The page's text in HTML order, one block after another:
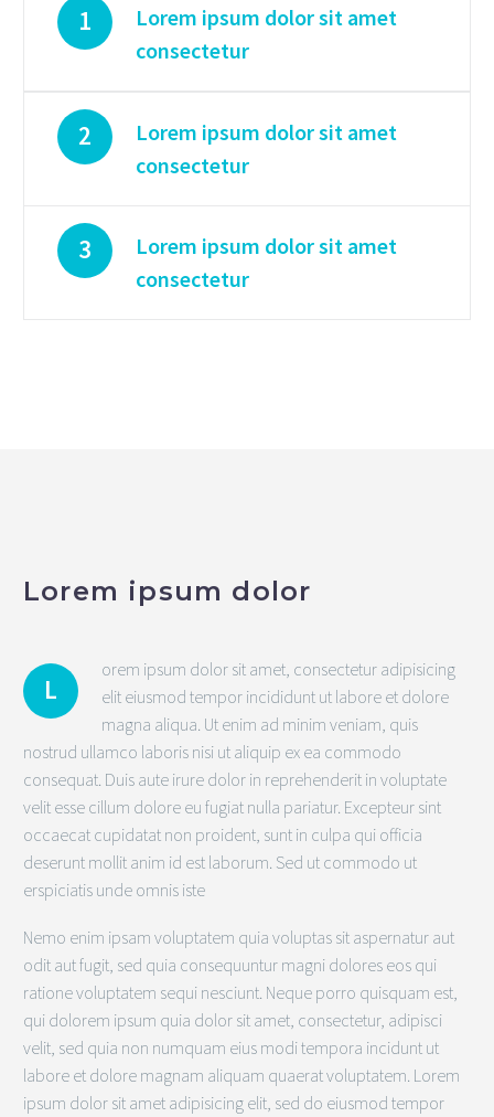
1
Lorem ipsum dolor sit amet
consectetur
2
Lorem ipsum dolor sit amet
consectetur
3
Lorem ipsum dolor sit amet
consectetur
Lorem ipsum dolor
L
orem ipsum dolor sit amet, consectetur adipisicing
elit eiusmod tempor incididunt ut labore et dolore
magna aliqua. Ut enim ad minim veniam, quis
nostrud ullamco laboris nisi ut aliquip ex ea commodo
consequat. Duis aute irure dolor in reprehenderit in voluptate
velit esse cillum dolore eu fugiat nulla pariatur. Excepteur sint
occaecat cupidatat non proident, sunt in culpa qui officia
deserunt mollit anim id est laborum. Sed ut commodo ut
erspiciatis unde omnis iste
Nemo enim ipsam voluptatem quia voluptas sit aspernatur aut
odit aut fugit, sed quia consequuntur magni dolores eos qui
ratione voluptatem sequi nesciunt. Neque porro quisquam est,
qui dolorem ipsum quia dolor sit amet, consectetur, adipisci
velit, sed quia non numquam eius modi tempora incidunt ut
labore et dolore magnam aliquam quaerat voluptatem. Lorem
ipsum dolor sit amet adipisicing elit, sed do eiusmod tempor